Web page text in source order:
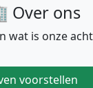
Over ons
wat is onze
voorstellen